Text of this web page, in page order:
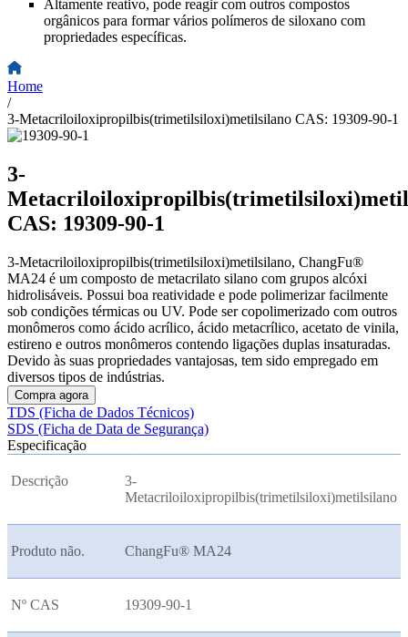
Altamente reativo, pode reagir com outros compostos
orgânicos para formar vários polímeros de siloxano com
propriedades específicas.
Home
/
3-Metacriloiloxipropilbis(trimetilsiloxi)metilsilano CAS: 19309-90-1
3-
CAS: 19309-90-1
3-Metacriloiloxipropilbis(trimetilsiloxi)metilsilano, ChangFu®
MA24 é um composto de metacrilato silano com grupos alcóxi
hidrolisáveis. Possui boa reatividade e pode polimerizar facilmente
sob condições térmicas ou UV. Pode ser copolimerizado com outros
monômeros como ácido acrílico, ácido metacrílico, acetato de vinila,
estireno e outros monômeros contendo ligações duplas insaturadas.
Devido às suas propriedades vantajosas, tem sido empregado em
diversos tipos de indústrias.
Compra agora
TDS (Ficha de Dados Técnicos)
SDS (Ficha de Data de Segurança)
Especificação
Descrição
3-
Metacriloiloxipropilbis(trimetilsiloxi)metilsilano
Produto não. ChangFu® MA24
Nº CAS 19309-90-1